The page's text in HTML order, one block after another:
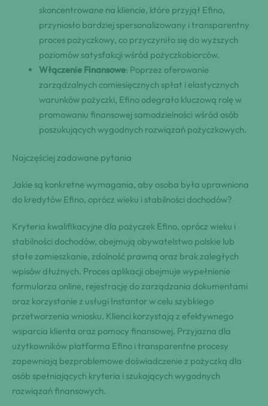
skoncentrowane na kliencie, które przyjął Efino,
przyniosło bardziej spersonalizowany i transparentny
proces pożyczkowy, co przyczyniło się do wyższych
poziomów satysfakcji wśród pożyczkobiorców.
Włączenie Finansowe: Poprzez oferowanie
zarządzalnych comiesięcznych spłat i elastycznych
warunków pożyczki, Efino odegrało kluczową rolę w
promowaniu finansowej samodzielności wśród osób
poszukujących wygodnych rozwiązań pożyczkowych.
Najczęściej zadawane pytania
Jakie są konkretne wymagania, aby osoba była uprawniona
do kredytów Efino, oprócz wieku i stabilności dochodów?
Kryteria kwalifikacyjne dla pożyczek Efino, oprócz wieku i
stabilności dochodów, obejmują obywatelstwo polskie lub
stałe zamieszkanie, zdolność prawną oraz brak zaległych
wpisów dłużnych. Proces aplikacji obejmuje wypełnienie
formularza online, rejestrację do zarządzania dokumentami
oraz korzystanie z usługi Instantor w celu szybkiego
przetworzenia wniosku. Klienci korzystają z efektywnego
wsparcia klienta oraz pomocy finansowej. Przyjazna dla
użytkowników platforma Efino i transparentne procesy
zapewniają bezproblemowe doświadczenie z pożyczką dla
osób spełniających kryteria i szukających wygodnych
rozwiązań finansowych.